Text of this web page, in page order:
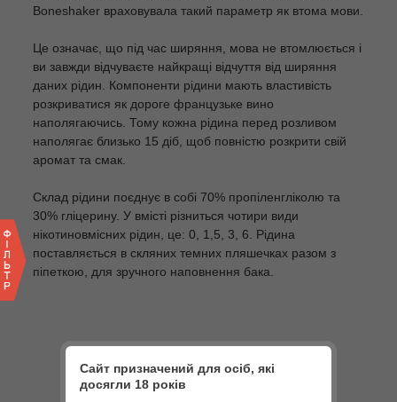
Boneshaker враховувала такий параметр як втома мови.
Це означає, що під час ширяння, мова не втомлюється і
ви завжди відчуваєте найкращі відчуття від ширяння
даних рідин. Компоненти рідини мають властивість
розкриватися як дороге французьке вино
наполягаючись. Тому кожна рідина перед розливом
наполягає близько 15 діб, щоб повністю розкрити свій
аромат та смак.
Склад рідини поєднує в собі 70% пропіленгліколю та
30% гліцерину. У вмісті різниться чотири види
нікотиновмісних рідин, це: 0, 1,5, 3, 6. Рідина
поставляється в скляних темних пляшечках разом з
піпеткою, для зручного наповнення бака.
КУР`ЄРИ
Сайт призначений для осіб, які
досягли 18 років